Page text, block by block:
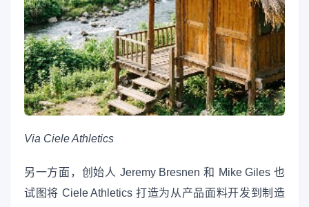
Via Ciele Athletics
另一方面，创始人 Jeremy Bresnen 和 Mike Giles 也
试图将 Ciele Athletics 打造为从产品面料开发到制造